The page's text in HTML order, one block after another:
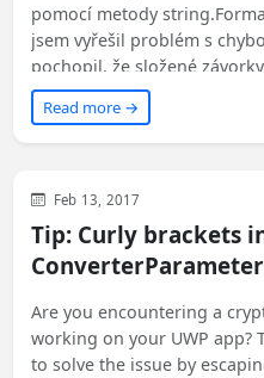
pomocí metody
jsem vyřešil problém s
pochopil, že složené
přímo. Zajímá vás řešení?
Read more →
WinUI XAML
Feb 13, 2017
Tip: Curly brackets
ConverterParameter
Are you encountering a
working on your UWP app?
to solve the issue by